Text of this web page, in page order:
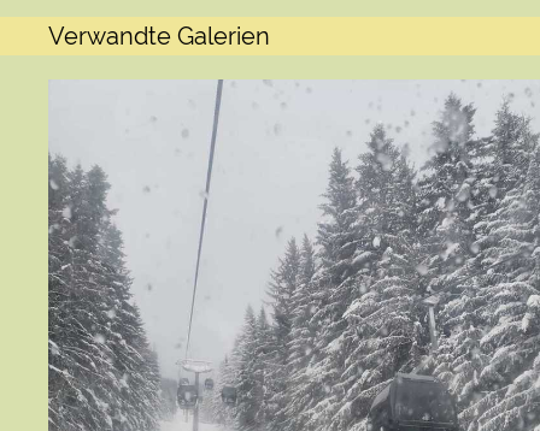
Verwandte Galerien